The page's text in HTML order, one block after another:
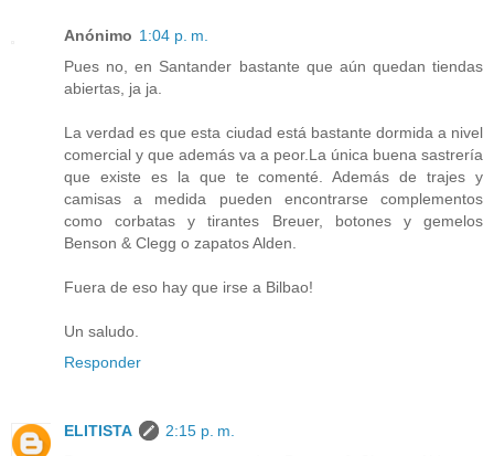
Anónimo 1:04 p. m.
Pues no, en Santander bastante que aún quedan tiendas
abiertas, ja ja.
La verdad es que esta ciudad está bastante dormida a nivel
comercial y que además va a peor.La única buena sastrería
que existe es la que te comenté. Además de trajes y
camisas a medida pueden encontrarse complementos
como corbatas y tirantes Breuer, botones y gemelos
Benson & Clegg o zapatos Alden.
Fuera de eso hay que irse a Bilbao!
Un saludo.
Responder
ELITISTA
2:15 p. m.